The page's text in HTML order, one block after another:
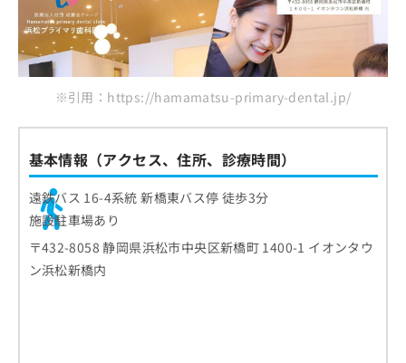
※引用：https://hamamatsu-primary-dental.jp/
基本情報（アクセス、住所、診療時間）
遠鉄バス 16-4系統 新橋東バス停 徒歩3分
施設駐車場あり
〒432-8058 静岡県浜松市中央区新橋町 1400-1 イオンタウ
ン浜松新橋内